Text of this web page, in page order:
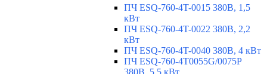
ПЧ ESQ-760-4T-0015 380В, 1,5
кВт
ПЧ ESQ-760-4T-0022 380В, 2,2
кВт
ПЧ ESQ-760-4T-0040 380В, 4 кВт
ПЧ ESQ-760-4T0055G/0075P